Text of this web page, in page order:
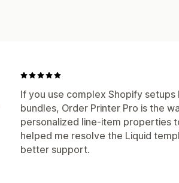
If you use complex Shopify
bundles, Order Printer Pro is the
personalized line-item properties
helped me resolve the Liquid
better support.